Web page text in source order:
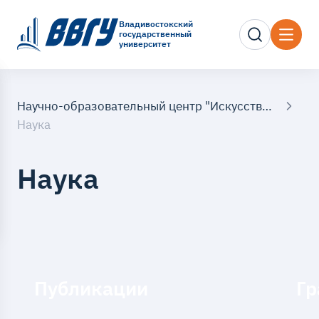
Владивостокский
государственный
университет
Научно-образовательный центр "Искусственный интеллект"
Наука
Наука